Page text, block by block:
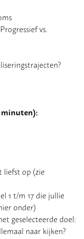
vs.
minuten):
liefst op (zie
1 t/m 17 die jullie
onder)
geselecteerde doel:
naar kijken?